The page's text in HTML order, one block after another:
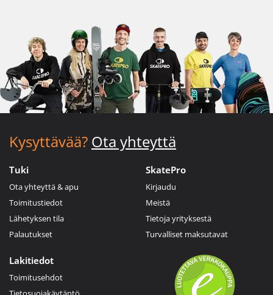
Kysyttävää? Ota yhteyttä
Tuki
Ota yhteyttä & apu
Toimitustiedot
Lähetyksen tila
Palautukset
SkatePro
Kirjaudu
Meistä
Tietoja yrityksestä
Turvalliset maksutavat
Lakitiedot
Toimitusehdot